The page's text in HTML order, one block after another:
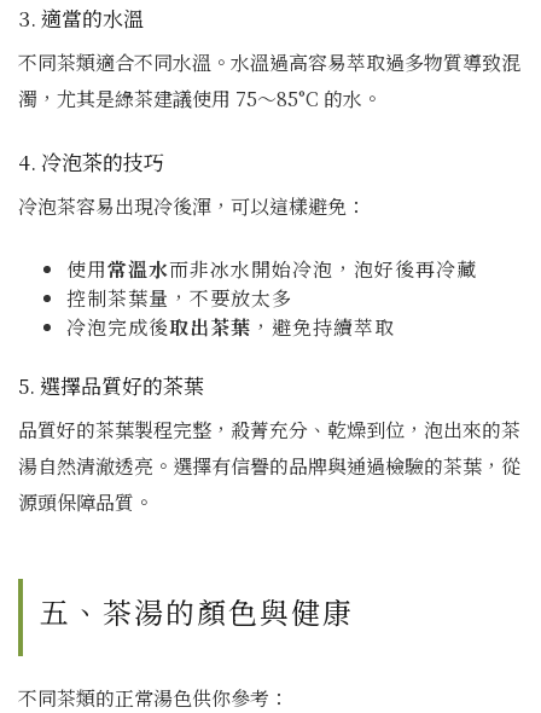
3. 適當的水溫
不同茶類適合不同水溫。水溫過高容易萃取過多物質導致混
濁，尤其是綠茶建議使用 75～85°C 的水。
4. 冷泡茶的技巧
冷泡茶容易出現冷後渾，可以這樣避免：
使用常溫水而非冰水開始冷泡，泡好後再冷藏
控制茶葉量，不要放太多
冷泡完成後取出茶葉 ，避免持續萃取
5. 選擇品質好的茶葉
品質好的茶葉製程完整，殺菁充分、乾燥到位，泡出來的茶
湯自然清澈透亮。選擇有信譽的品牌與通過檢驗的茶葉，從
源頭保障品質。
五、茶湯的顏色與健康
不同茶類的正常湯色供你參考：